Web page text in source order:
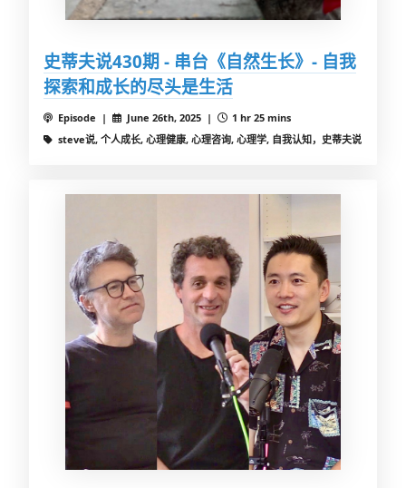
史蒂夫说430期 - 串台《自然生长》- 自我
探索和成长的尽头是生活
Episode | June 26th, 2025 |
1 hr 25 mins
steve说, 个人成长, 心理健康, 心理咨询, 心理学, 自我认知，史蒂夫说